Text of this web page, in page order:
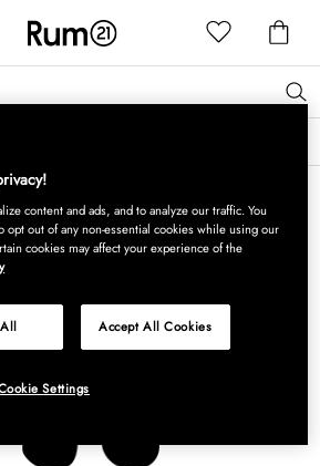
Stålmöbler* →
content and ads, and to analyze our traffic. You
opt out of any non-essential cookies while using our
cookies may affect your experience of the
Accept All Cookies
Settings